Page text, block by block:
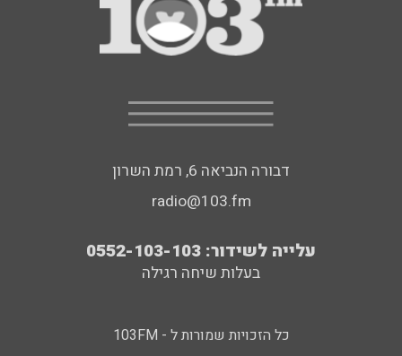
דבורה הנביאה 6, רמת השרון
radio@103.fm
עלייה לשידור: 0552-103-103
בעלות שיחה רגילה
כל הזכויות שמורות ל - 103FM